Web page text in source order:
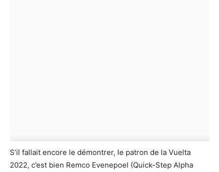
S’il fallait encore le démontrer, le patron de la Vuelta
2022, c’est bien Remco Evenepoel (Quick-Step Alpha